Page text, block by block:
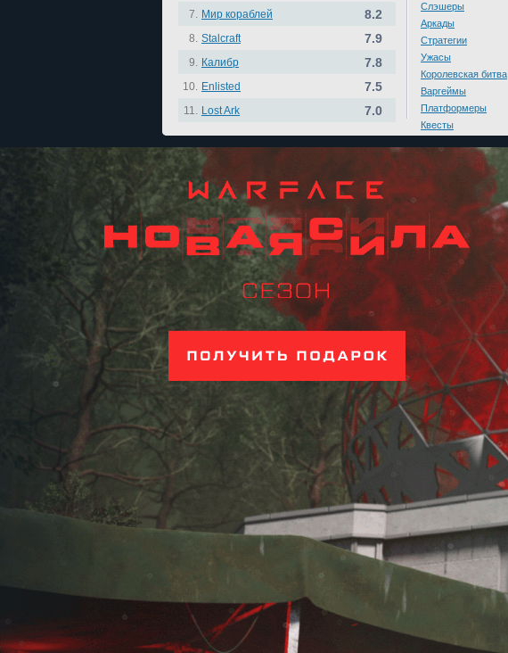
7. Мир кораблей 8.2
8. Stalcraft 7.9
9. Калибр 7.8
10. Enlisted 7.5
11. Lost Ark 7.0
Слэшеры
Аркады
Стратегии
Ужасы
Королевская битва
Варгеймы
Платформеры
Квесты